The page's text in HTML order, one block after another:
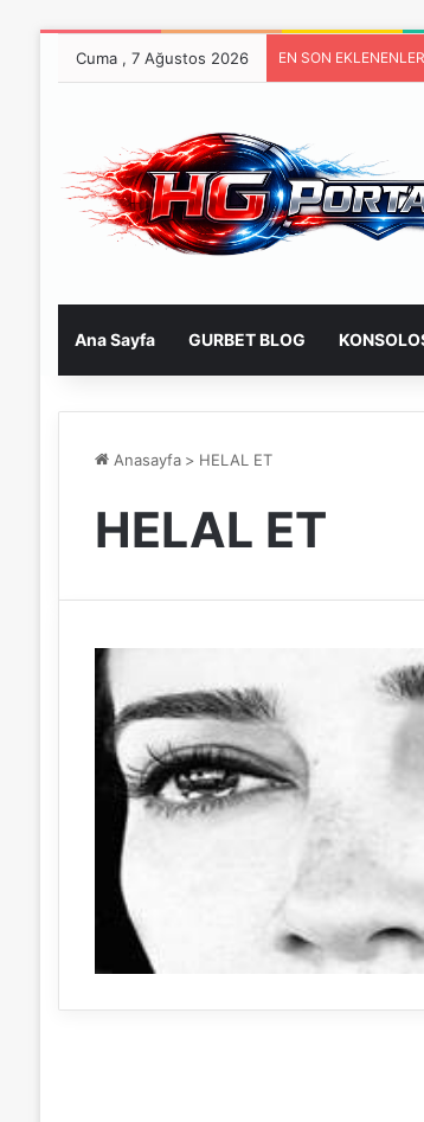
Cuma , 7 Ağustos 2026 EN SON EKLENENLER
Ana Sayfa GURBET BLOG
Anasayfa > HELAL ET
HELAL ET